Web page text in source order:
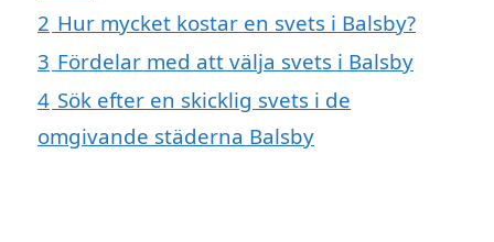
2 Hur mycket kostar en svets i Balsby?
3 Fördelar med att välja svets i Balsby
4 Sök efter en skicklig svets i de
omgivande städerna Balsby